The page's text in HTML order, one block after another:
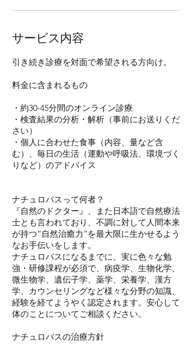
サービス内容
引き続き診療を対面で希望される方向け。
料金に含まれるもの
・約30-45分間のオンライン診療
・検査結果の分析・解析（事前にお送りくだ
さい）
・個人に合わせた食事（内容、量など含
む）、毎日の生活（運動や呼吸法、環境づく
りなど）のアドバイス
ナチュロパスって何者？
『自然のドクター』、また日本語で自然療法
士とも言われており、不調に対して人間本来
が持つ“自然治癒力”を最大限に生かせるよう
なお手伝いをします。
ナチュロパスになるまでに、実に色々な勉
強・研修課程が必須で、病疫学、生物化学、
微生物学、遺伝子学、薬学、栄養学、漢方
学、カウンセリングなど様々な分野の知識、
経験を経てようやく認定されます。安心して
体のことについてご相談ください。
ナチュロパスの治療方針